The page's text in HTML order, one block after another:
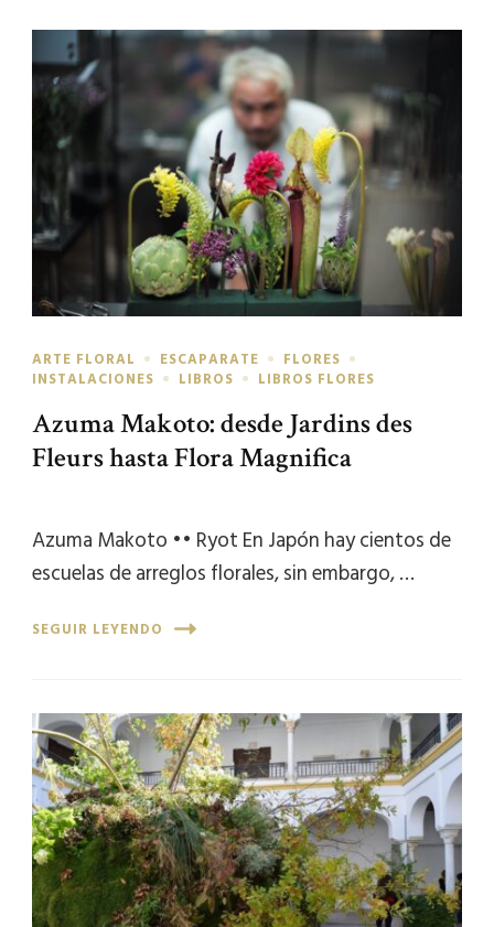
ARTE FLORAL ESCAPARATE
FLORES
INSTALACIONES
LIBROS LIBROS FLORES
Azuma Makoto: desde Jardins des
Fleurs hasta Flora Magnifica
Azuma Makoto •• Ryot En Japón hay cientos de
escuelas de arreglos florales, sin embargo, …
SEGUIR LEYENDO